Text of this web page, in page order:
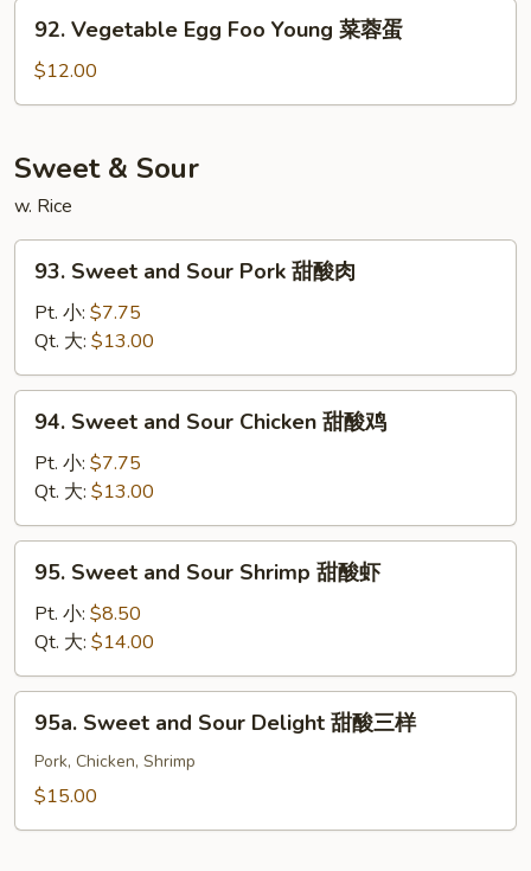
Vegetable
Egg
Foo
菜
蓉
蛋
92. Vegetable Egg Foo Young 菜蓉蛋
$12.00
Sweet & Sour
w. Rice
Sweet
and
Sour
Pork
甜
93. Sweet and Sour Pork 甜酸肉
Pt. 小: $7.75
Qt. 大: $13.00
Sweet
and
Sour
Chicken
甜
94. Sweet and Sour Chicken 甜酸鸡
Pt. 小: $7.75
Qt. 大: $13.00
Sweet
and
Sour
Shrimp
甜
95. Sweet and Sour Shrimp 甜酸虾
Pt. 小: $8.50
Qt. 大: $14.00
Sweet
and
Sour
95a. Sweet and Sour Delight 甜酸三样
Pork, Chicken, Shrimp
$15.00